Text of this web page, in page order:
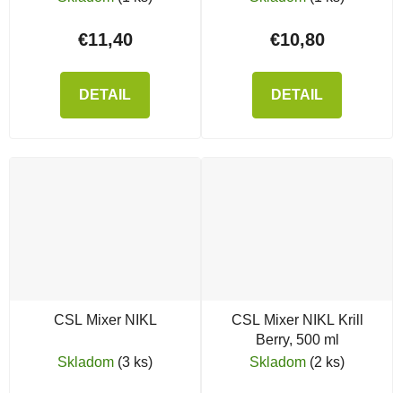
€11,40
DETAIL
€10,80
DETAIL
CSL Mixer NIKL
Skladom (3 ks)
CSL Mixer NIKL Krill
Berry, 500 ml
Skladom (2 ks)